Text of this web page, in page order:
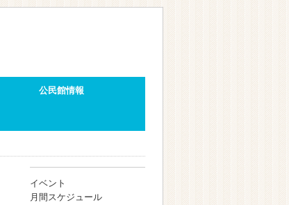
公民館情報
イベント
月間スケジュール